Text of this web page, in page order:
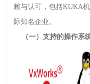
赖与认可，包括KUKA
际知名企业。
（一）支持的操作系